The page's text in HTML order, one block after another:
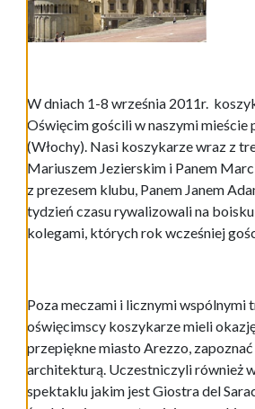
W dniach 1-8 września 2011r.
Oświęcim gościli w naszymi
(Włochy). Nasi koszykarze wraz z
Mariuszem Jezierskim i Panem
z prezesem klubu, Panem Janem
tydzień czasu rywalizowali na
kolegami, których rok wcześniej
Poza meczami i licznymi wspólnymi
oświęcimscy koszykarze mieli
przepiękne miasto Arezzo,
architekturą. Uczestniczyli również
spektaklu jakim jest Giostra del